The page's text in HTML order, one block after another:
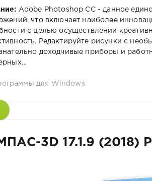
Adobe Photoshop CC - данное
что включает наиболее
с целью осуществлении
Редактируйте рисунки с
доходчивые приборы и
для Windows
3D 17.1.9 (2018)